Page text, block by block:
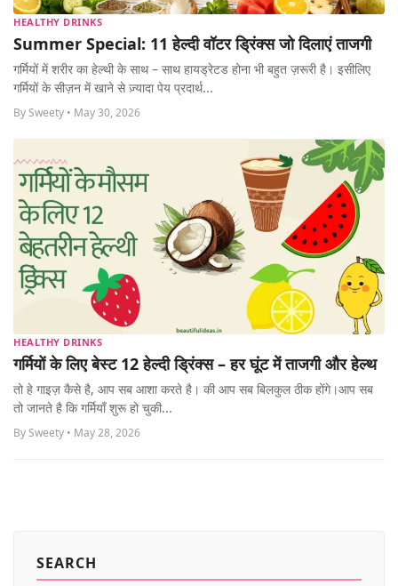
CONTACT NAME IDEAS
MORE
HEALTHY DRINKS
Summer Special: 11 हेल्दी वॉटर ड्रिंक्स जो दिलाएं ताजगी
गर्मियों में शरीर का हेल्थी के साथ – साथ हायड्रेटड होना भी बहुत ज़रूरी है। इसीलिए
गर्मियों के सीज़न में खाने से ज़्यादा पेय प्रदार्थ...
By Sweety • May 30, 2026
HEALTHY DRINKS
गर्मियों के लिए बेस्ट 12 हेल्दी ड्रिंक्स – हर घूंट में ताजगी और हेल्थ
तो हे गाइज़ कैसे है, आप सब आशा करते है। की आप सब बिलकुल ठीक होंगे।आप सब
तो जानते है कि गर्मियाँ शुरू हो चुकी...
By Sweety • May 28, 2026
SEARCH